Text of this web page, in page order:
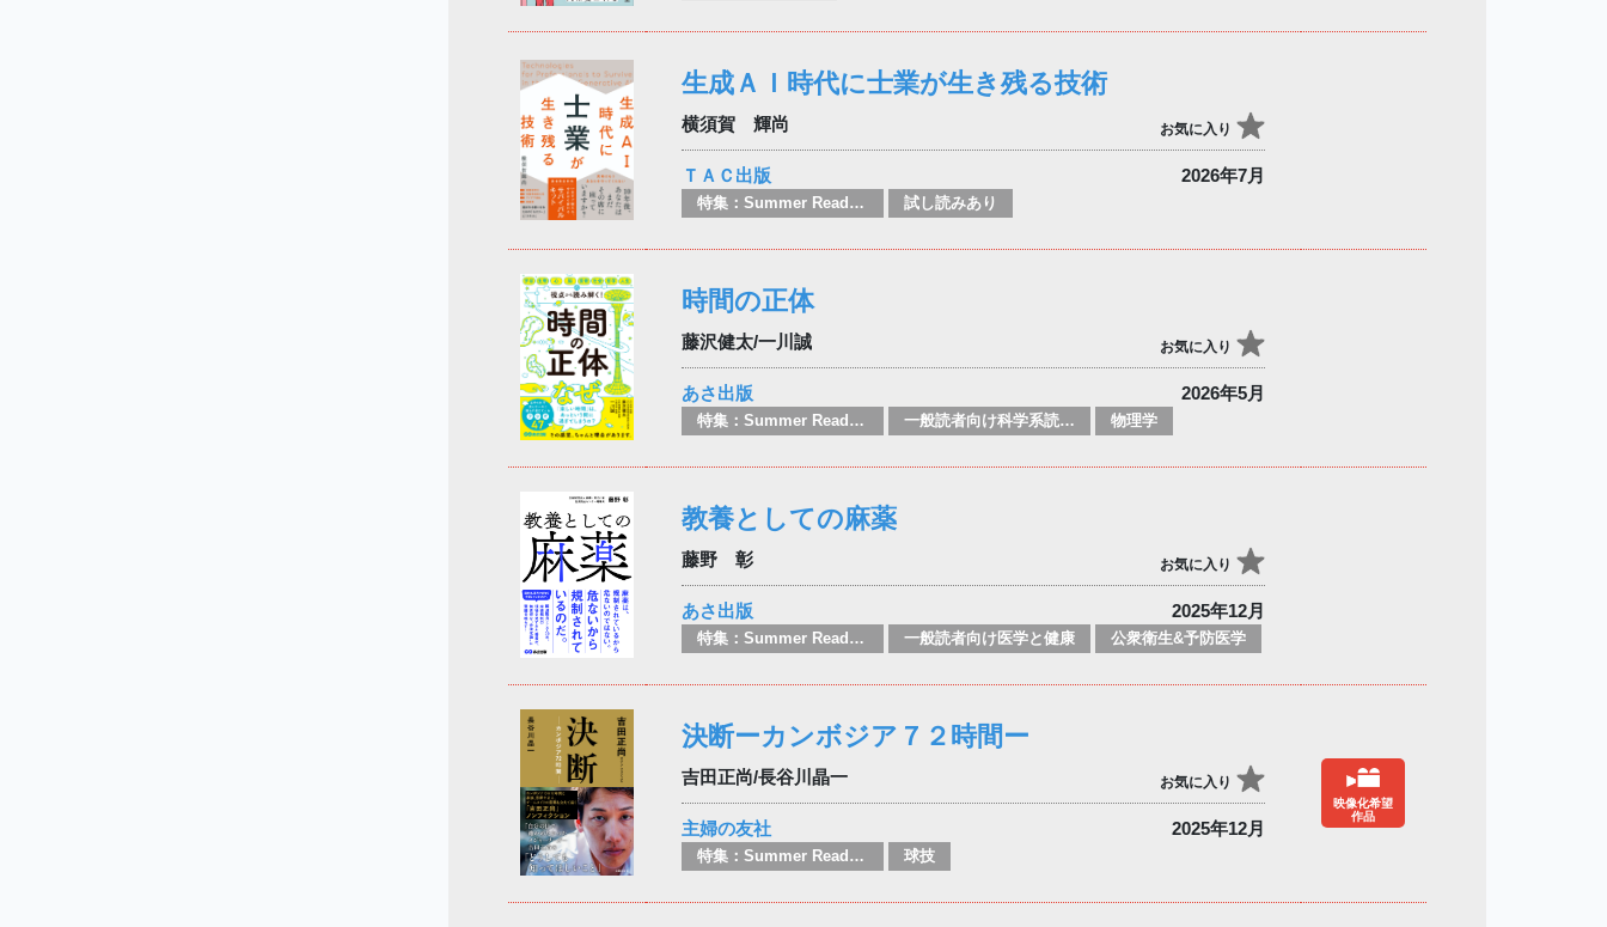
生成ＡＩ時代に士業が生き残る技術
横須賀 輝尚 お気に入り
ＴＡＣ出版 2026年7月
特集：Summer Reading 試し読みあり
時間の正体
藤沢健太/一川誠 お気に入り
あさ出版 2026年5月
特集：Summer Reading 一般読者向け科学系読み物 物理学
教養としての麻薬
藤野 彰 お気に入り
あさ出版 2025年12月
特集：Summer Reading 一般読者向け医学と健康 公衆衛生&予防医学
決断ーカンボジア７２時間ー
吉田正尚/長谷川晶一 お気に入り
主婦の友社 2025年12月
特集：Summer Reading 球技
映像化希望
作品